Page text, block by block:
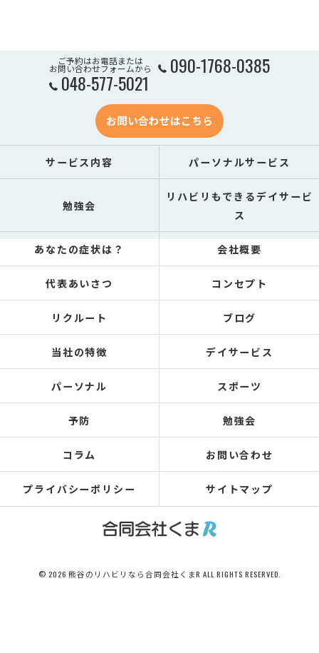
ご予約はお電話または
お問い合わせフォームから
048-577-5021
090-1768-0385
お問い合わせはこちら
サービス内容 パーソナルサービス
勉強会
リハビリもできるデイサービ
ス
あなたの症状は？ 会社概要
代表あいさつ コンセプト
リクルート ブログ
当社の特徴 デイサービス
パーソナル スポーツ
予防 勉強会
コラム お問い合わせ
プライバシーポリシー サイトマップ
© 2026 熊谷のリハビリなら合同会社くまR ALL RIGHTS RESERVED.